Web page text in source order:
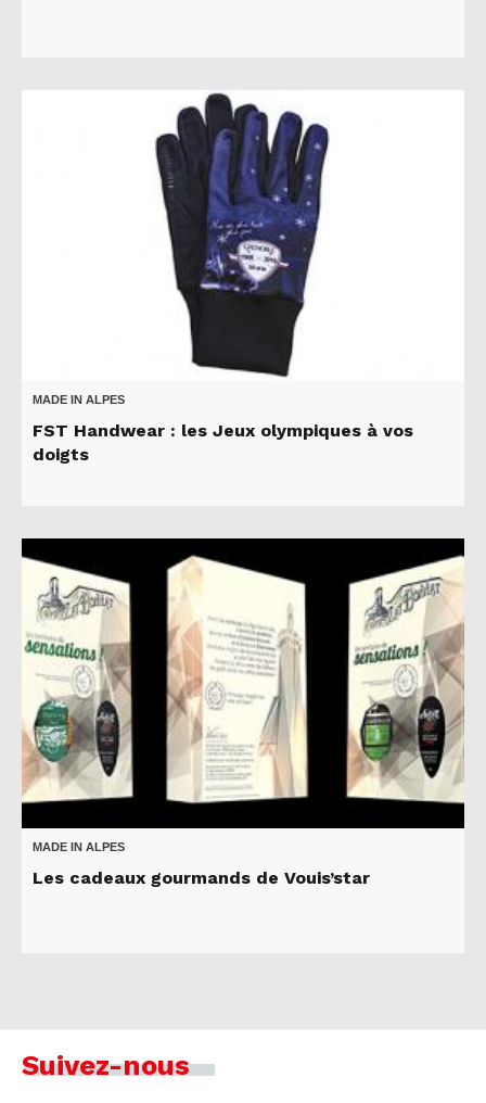
MADE IN ALPES
FST Handwear : les Jeux olympiques à vos
doigts
MADE IN ALPES
Les cadeaux gourmands de Vouis’star
Suivez-nous